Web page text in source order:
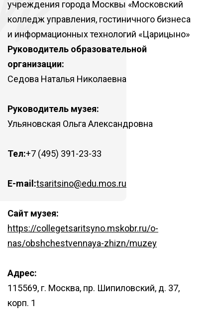
учреждения города Москвы «Московский
колледж управления, гостиничного бизнеса
и информационных технологий «Царицыно»
Руководитель образовательной
организации:
Седова Наталья Николаевна
Руководитель музея:
Ульяновская Ольга Александровна
Тел:+7 (495) 391-23-33
E-mail:tsaritsino@edu.mos.ru
Сайт музея:
https://collegetsaritsyno.mskobr.ru/o-
nas/obshchestvennaya-zhizn/muzey
Адрес:
115569, г. Москва, пр. Шипиловский, д. 37,
корп. 1